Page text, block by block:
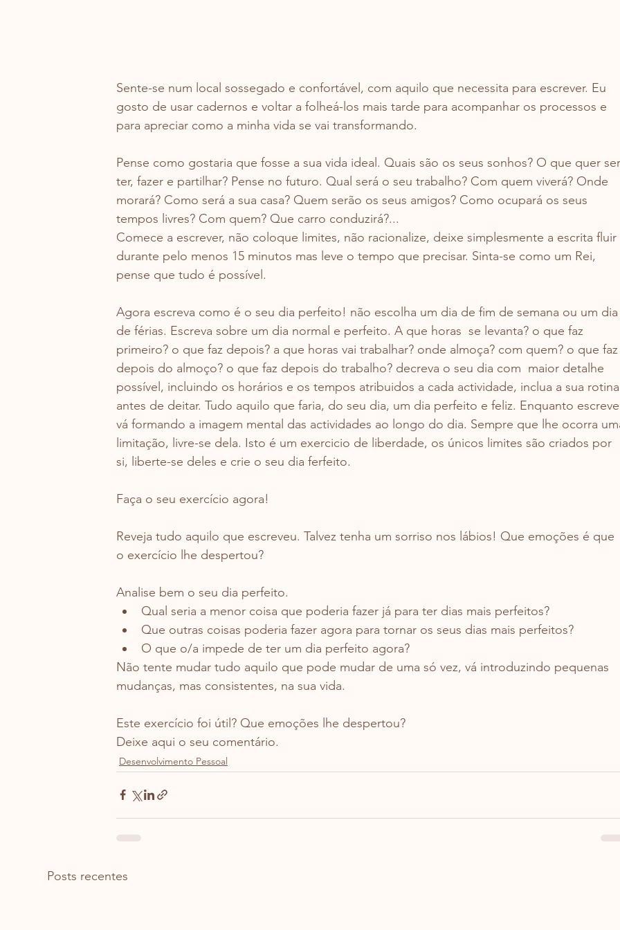
Sente-se num local sossegado e confortável, com aquilo que necessita para escrever. Eu
gosto de usar cadernos e voltar a folheá-los mais tarde para acompanhar os processos e
para apreciar como a minha vida se vai transformando.
Pense como gostaria que fosse a sua vida ideal. Quais são os seus sonhos? O que quer
ter, fazer e partilhar? Pense no futuro. Qual será o seu trabalho? Com quem viverá? Onde
morará? Como será a sua casa? Quem serão os seus amigos? Como ocupará os seus
tempos livres? Com quem? Que carro conduzirá?...
Comece a escrever, não coloque limites, não racionalize, deixe simplesmente a escrita fluir
durante pelo menos 15 minutos mas leve o tempo que precisar. Sinta-se como um Rei,
pense que tudo é possível.
Agora escreva como é o seu dia perfeito! não escolha um dia de fim de semana ou um
de férias. Escreva sobre um dia normal e perfeito. A que horas  se levanta? o que faz
primeiro? o que faz depois? a que horas vai trabalhar? onde almoça? com quem? o que
depois do almoço? o que faz depois do trabalho? decreva o seu dia com  maior detalhe
possível, incluindo os horários e os tempos atribuidos a cada actividade, inclua a sua
antes de deitar. Tudo aquilo que faria, do seu dia, um dia perfeito e feliz. Enquanto
vá formando a imagem mental das actividades ao longo do dia. Sempre que lhe ocorra
limitação, livre-se dela. Isto é um exercicio de liberdade, os únicos limites são criados por
si, liberte-se deles e crie o seu dia ferfeito.
Faça o seu exercício agora!
Reveja tudo aquilo que escreveu. Talvez tenha um sorriso nos lábios! Que emoções é que
o exercício lhe despertou?
Analise bem o seu dia perfeito.
Qual seria a menor coisa que poderia fazer já para ter dias mais perfeitos?
Que outras coisas poderia fazer agora para tornar os seus dias mais perfeitos?
O que o/a impede de ter um dia perfeito agora?
Não tente mudar tudo aquilo que pode mudar de uma só vez, vá introduzindo pequenas
mudanças, mas consistentes, na sua vida.
Este exercício foi útil? Que emoções lhe despertou?
Deixe aqui o seu comentário.
Desenvolvimento Pessoal
Posts recentes